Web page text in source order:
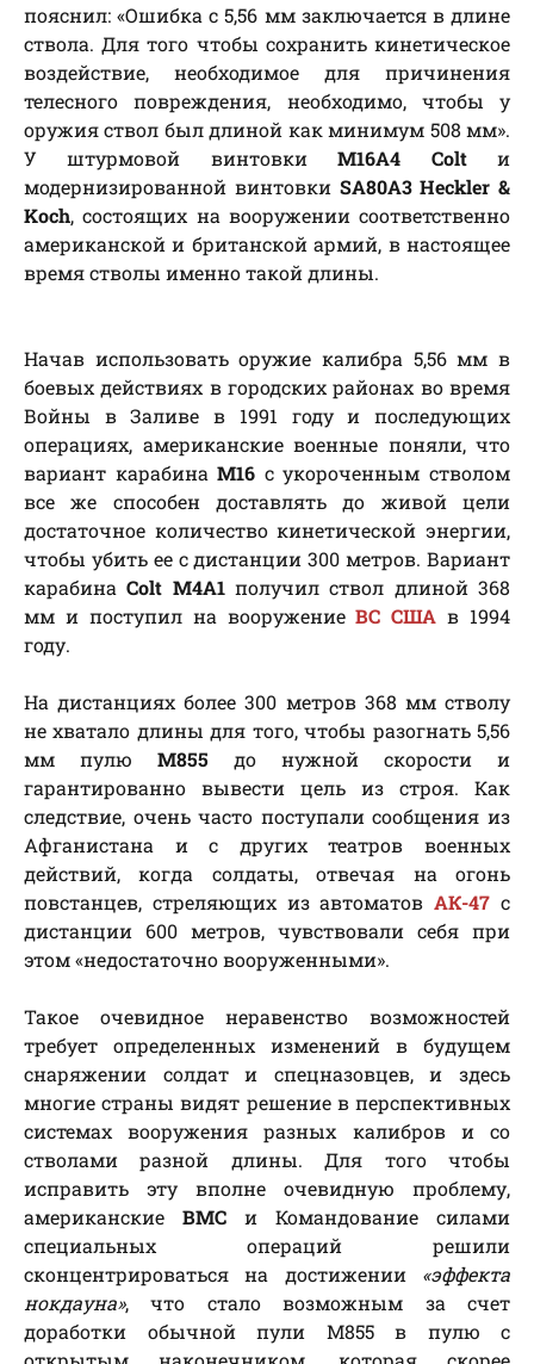
пояснил: «Ошибка с 5,56 мм заключается в длине
ствола. Для того чтобы сохранить кинетическое
воздействие, необходимое для причинения
телесного повреждения, необходимо, чтобы у
оружия ствол был длиной как минимум 508 мм».
У штурмовой винтовкиM16A4 Coltи
модернизированной винтовки SA80A3 Heckler &
Koch, состоящих на вооружении соответственно
американской и британской армий, в настоящее
время стволы именно такой длины.
Начав использовать оружие калибра 5,56 мм в
боевых действиях в городских районах во время
Войны в Заливе в 1991 году и последующих
операциях, американские военные поняли, что
вариант карабинаM16 с укороченным стволом
все же способен доставлять до живой цели
достаточное количество кинетической энергии,
чтобы убить ее с дистанции 300 метров. Вариант
карабинаColt M4A1получил ствол длиной 368
мм и поступил на вооружениеВС США в 1994
году.
На дистанциях более 300 метров 368 мм стволу
не хватало длины для того, чтобы разогнать 5,56
мм пулю M855 до нужной скорости и
гарантированно вывести цель из строя. Как
следствие, очень часто поступали сообщения из
Афганистана и с других театров военных
действий, когда солдаты, отвечая на огонь
повстанцев, стреляющих из автоматовАК-47 с
дистанции 600 метров, чувствовали себя при
этом «недостаточно вооруженными».
Такое очевидное неравенство возможностей
требует определенных изменений в будущем
снаряжении солдат и спецназовцев, и здесь
многие страны видят решение в перспективных
системах вооружения разных калибров и со
стволами разной длины. Для того чтобы
исправить эту вполне очевидную проблему,
американские ВМС и Командование силами
специальных операций решили
сконцентрироваться на достижении «эффекта
нокдауна», что стало возможным за счет
доработки обычной пули M855 в пулю с